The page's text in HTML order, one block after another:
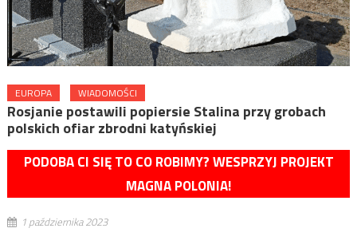
EUROPA WIADOMOŚCI
Rosjanie postawili popiersie Stalina przy grobach
polskich ofiar zbrodni katyńskiej
PODOBA CI SIĘ TO CO ROBIMY? WESPRZYJ PROJEKT
MAGNA POLONIA!
1 października 2023